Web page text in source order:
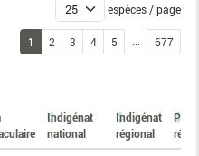
espèces / page
1 2 3 4 5 ... 677
Indigénat
national
Indigénat
régional